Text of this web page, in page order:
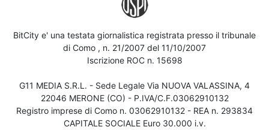
BitCity e' una testata giornalistica registrata presso il tribunale
di Como , n. 21/2007 del 11/10/2007
Iscrizione ROC n. 15698
G11 MEDIA S.R.L. - Sede Legale Via NUOVA VALASSINA, 4
22046 MERONE (CO) - P.IVA/C.F.03062910132
Registro imprese di Como n. 03062910132 - REA n. 293834
CAPITALE SOCIALE Euro 30.000 i.v.